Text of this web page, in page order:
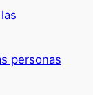
personas